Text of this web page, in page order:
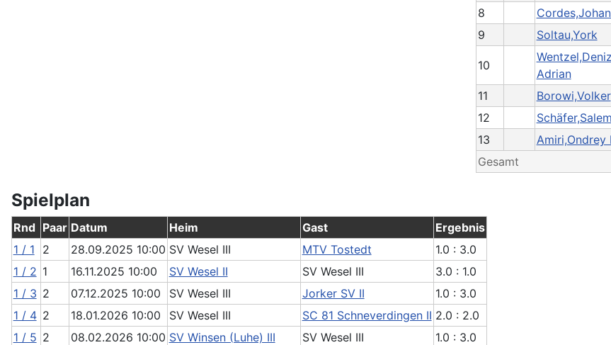
8
9
Soltau,York
10
Adrian
11 Borowi,Volker
12
Schäfer,Salem
13
Amiri,Ondrey
Gesamt
Spielplan
Rnd Paar Datum Heim Gast
Ergebnis
1 / 1
2 28.09.2025 10:00 SV Wesel III MTV Tostedt
1.0 : 3.0
1 / 2 1 16.11.2025 10:00 SV Wesel II SV Wesel III
3.0 : 1.0
1 / 3 2 07.12.2025 10:00 SV Wesel III Jorker SV II
1.0 : 3.0
1 / 4 2 18.01.2026 10:00 SV Wesel III SC 81 Schneverdingen II 2.0 : 2.0
1 / 5 2 08.02.2026 10:00 SV Winsen (Luhe) III SV Wesel III
1.0 : 3.0